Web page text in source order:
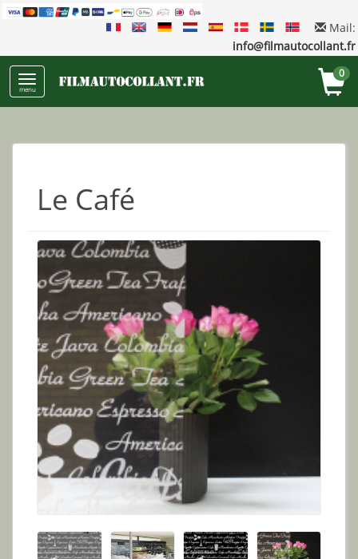
Mail:
info@filmautocollant.fr
menu
0
Le Café